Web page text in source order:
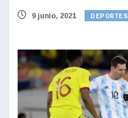
9 junio, 2021 DEPORTES